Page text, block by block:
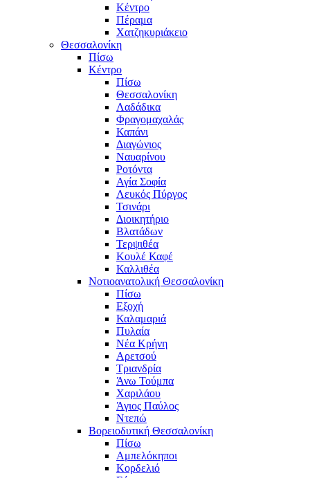
Κέντρο
Πέραμα
Χατζηκυριάκειο
Θεσσαλονίκη
Πίσω
Κέντρο
Πίσω
Θεσσαλονίκη
Λαδάδικα
Φραγομαχαλάς
Καπάνι
Διαγώνιος
Ναυαρίνου
Ροτόντα
Αγία Σοφία
Λευκός Πύργος
Τσινάρι
Διοικητήριο
Βλατάδων
Τερψιθέα
Κουλέ Καφέ
Καλλιθέα
Νοτιοανατολική Θεσσαλονίκη
Πίσω
Εξοχή
Καλαμαριά
Πυλαία
Νέα Κρήνη
Αρετσού
Τριανδρία
Άνω Τούμπα
Χαριλάου
Άγιος Παύλος
Ντεπώ
Βορειοδυτική Θεσσαλονίκη
Πίσω
Αμπελόκηποι
Κορδελιό